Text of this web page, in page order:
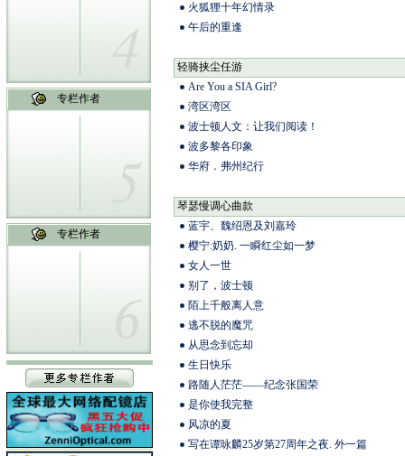
专栏作者
专栏作者
火狐狸十年幻情录
午后的重逢
轻骑挟尘任游
Are You a SIA Girl?
湾区湾区
波士顿人文：让我们阅读！
波多黎各印象
华府．弗州纪行
琴瑟慢调心曲款
蓝宇、魏绍恩及刘嘉玲
樱宁:奶奶. 一瞬红尘如一梦
女人一世
别了，波士顿
陌上千般离人意
逃不脱的魔咒
从思念到忘却
生日快乐
路随人茫茫——纪念张国荣
是你使我完整
风凉的夏
写在谭咏麟25岁第27周年之夜. 外一篇